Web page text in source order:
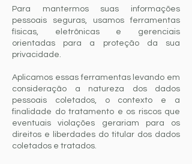
Para mantermos suas informações
pessoais seguras, usamos ferramentas
físicas, eletrônicas e gerenciais
orientadas para a proteção da sua
privacidade.
Aplicamos essas ferramentas levando em
consideração a natureza dos dados
pessoais coletados, o contexto e a
finalidade do tratamento e os riscos que
eventuais violações gerariam para os
direitos e liberdades do titular dos dados
coletados e tratados.